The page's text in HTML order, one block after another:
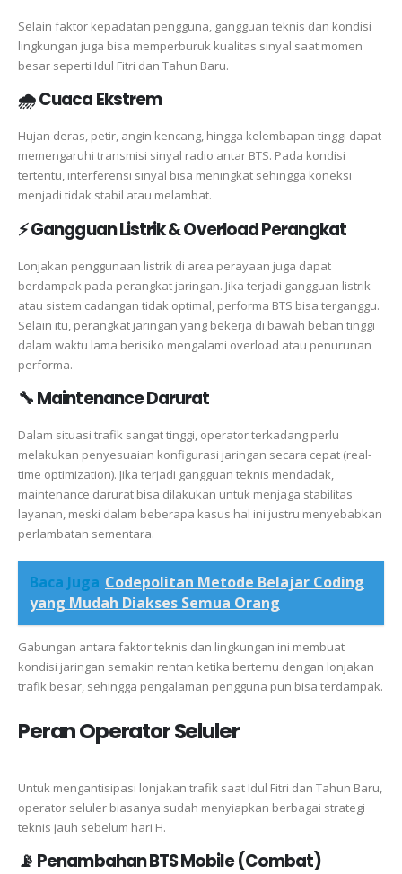
Selain faktor kepadatan pengguna, gangguan teknis dan kondisi
lingkungan juga bisa memperburuk kualitas sinyal saat momen
besar seperti Idul Fitri dan Tahun Baru.
🌧️ Cuaca Ekstrem
Hujan deras, petir, angin kencang, hingga kelembapan tinggi dapat
memengaruhi transmisi sinyal radio antar BTS. Pada kondisi
tertentu, interferensi sinyal bisa meningkat sehingga koneksi
menjadi tidak stabil atau melambat.
⚡ Gangguan Listrik & Overload Perangkat
Lonjakan penggunaan listrik di area perayaan juga dapat
berdampak pada perangkat jaringan. Jika terjadi gangguan listrik
atau sistem cadangan tidak optimal, performa BTS bisa terganggu.
Selain itu, perangkat jaringan yang bekerja di bawah beban tinggi
dalam waktu lama berisiko mengalami overload atau penurunan
performa.
🔧 Maintenance Darurat
Dalam situasi trafik sangat tinggi, operator terkadang perlu
melakukan penyesuaian konfigurasi jaringan secara cepat (real-
time optimization). Jika terjadi gangguan teknis mendadak,
maintenance darurat bisa dilakukan untuk menjaga stabilitas
layanan, meski dalam beberapa kasus hal ini justru menyebabkan
perlambatan sementara.
Baca Juga Codepolitan Metode Belajar Coding
yang Mudah Diakses Semua Orang
Gabungan antara faktor teknis dan lingkungan ini membuat
kondisi jaringan semakin rentan ketika bertemu dengan lonjakan
trafik besar, sehingga pengalaman pengguna pun bisa terdampak.
Peran Operator Seluler
Untuk mengantisipasi lonjakan trafik saat Idul Fitri dan Tahun Baru,
operator seluler biasanya sudah menyiapkan berbagai strategi
teknis jauh sebelum hari H.
📡 Penambahan BTS Mobile (Combat)